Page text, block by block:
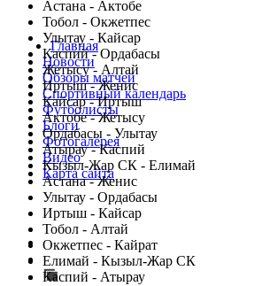
Астана - Актобе
Тобол - Окжетпес
Улытау - Кайсар
Каспий - Ордабасы
Жетысу - Алтай
Иртыш - Женис
Кайсар - Иртыш
Актобе - Жетысу
Ордабасы - Улытау
Атырау - Каспий
Кызыл-Жар СК - Елимай
Астана - Женис
Улытау - Ордабасы
Иртыш - Кайсар
Тобол - Алтай
Окжетпес - Кайрат
Елимай - Кызыл-Жар СК
Каспий - Атырау
Главная
Новости
Обзоры матчей
Спортивный календарь
Футболисты
Блоги
Фотогалерея
Видео
Карта сайта
Есть идея?
Сообщить о мероприятии
Перейти на старый сайт